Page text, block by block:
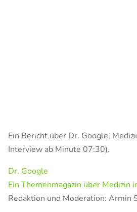
Ein Bericht über Dr. Google,
Interview ab Minute 07:30).
Dr. Google
Ein Themenmagazin über Medizin
Redaktion und Moderation: Armin